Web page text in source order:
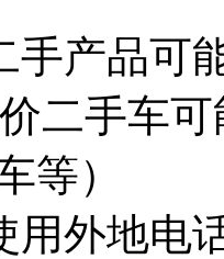
手产品可
二手车
等）
用外地电